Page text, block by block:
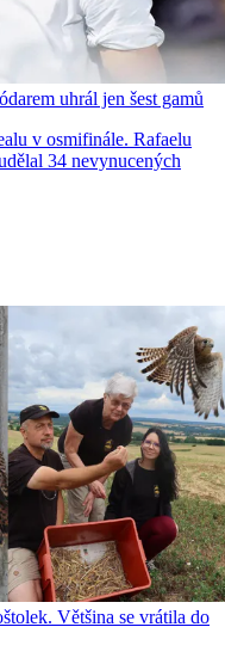
uhrál jen šest gamů
v osmifinále. Rafaelu
34 nevynucených
Většina se vrátila do